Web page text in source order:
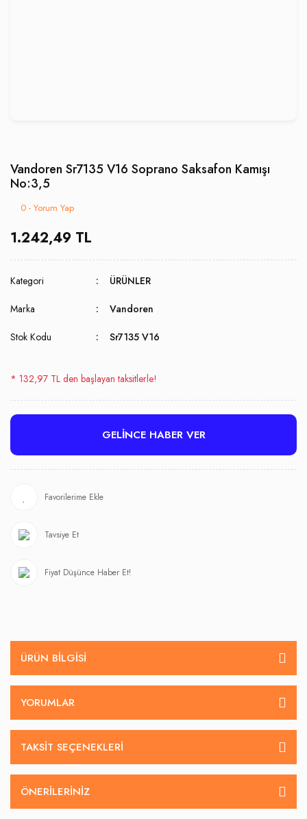
Vandoren Sr7135 V16 Soprano Saksafon Kamışı
No:3,5
0 - Yorum Yap
1.242,49 TL
Kategori ÜRÜNLER
Marka Vandoren
Stok Kodu Sr7135 V16
* 132,97 TL den başlayan taksitlerle!
GELİNCE HABER VER
Tavsiye Et
Fiyat Düşünce Haber Et!
ÜRÜN BILGISI
YORUMLAR
TAKSIT SEÇENEKLERI
ÖNERILERINIZ